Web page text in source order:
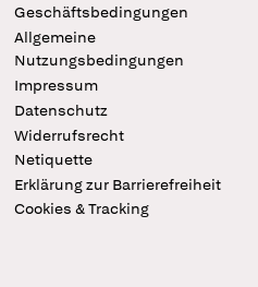
Geschäftsbedingungen
Allgemeine
Nutzungsbedingungen
Impressum
Datenschutz
Widerrufsrecht
Netiquette
Erklärung zur Barrierefreiheit
Cookies & Tracking